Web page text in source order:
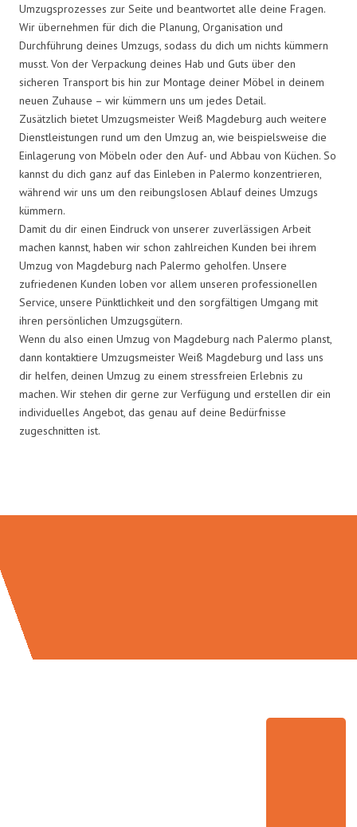
Umzugsprozesses zur Seite und beantwortet alle deine Fragen.
Wir übernehmen für dich die Planung, Organisation und
Durchführung deines Umzugs, sodass du dich um nichts kümmern
musst. Von der Verpackung deines Hab und Guts über den
sicheren Transport bis hin zur Montage deiner Möbel in deinem
neuen Zuhause – wir kümmern uns um jedes Detail.
Zusätzlich bietet Umzugsmeister Weiß Magdeburg auch weitere
Dienstleistungen rund um den Umzug an, wie beispielsweise die
Einlagerung von Möbeln oder den Auf- und Abbau von Küchen. So
kannst du dich ganz auf das Einleben in Palermo konzentrieren,
während wir uns um den reibungslosen Ablauf deines Umzugs
kümmern.
Damit du dir einen Eindruck von unserer zuverlässigen Arbeit
machen kannst, haben wir schon zahlreichen Kunden bei ihrem
Umzug von Magdeburg nach Palermo geholfen. Unsere
zufriedenen Kunden loben vor allem unseren professionellen
Service, unsere Pünktlichkeit und den sorgfältigen Umgang mit
ihren persönlichen Umzugsgütern.
Wenn du also einen Umzug von Magdeburg nach Palermo planst,
dann kontaktiere Umzugsmeister Weiß Magdeburg und lass uns
dir helfen, deinen Umzug zu einem stressfreien Erlebnis zu
machen. Wir stehen dir gerne zur Verfügung und erstellen dir ein
individuelles Angebot, das genau auf deine Bedürfnisse
zugeschnitten ist.